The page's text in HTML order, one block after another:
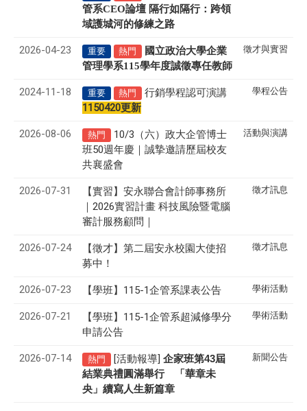
管系CEO論壇 隔行如隔行：跨領
域護城河的修練之路
2026-04-23 重要 熱門
國立政治大學企業
管理學系115學年度誠徵專任教師
徵才與實習
2024-11-18 重要 熱門
行銷學程認可演講
1150420更新
學程公告
2026-08-06 熱門
10/3（六）政大企管博士
班50週年慶｜誠摯邀請歷屆校友
共襄盛會
活動與演講
2026-07-31
【實習】安永聯合會計師事務所
｜2026實習計畫 科技風險暨電腦
審計服務顧問｜
徵才訊息
2026-07-24 【徵才】 第二屆安永校園大使招
募中！
徵才訊息
2026-07-23 【學班】115-1企管系課表公告 學術活動
2026-07-21
【學班】115-1企管系超減修學分
申請公告
學術活動
2026-07-14 熱門 [活動報導] 企家班第43屆
結業典禮圓滿舉行 「華章未
央」續寫人生新篇章
新聞公告